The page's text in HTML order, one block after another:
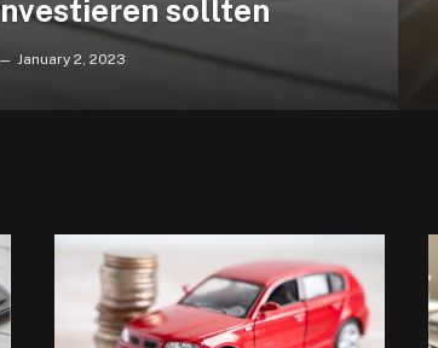
sollten
January 2, 2023